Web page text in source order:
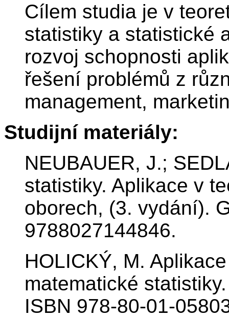
Cílem studia je v
statistiky a statistické
rozvoj schopnosti
řešení problémů z
management,
Studijní materiály:
NEUBAUER, J.;
statistiky. Aplikace v
oborech, (3. vydání).
9788027144846.
HOLICKÝ, M.
matematické
ISBN 978-80-01-